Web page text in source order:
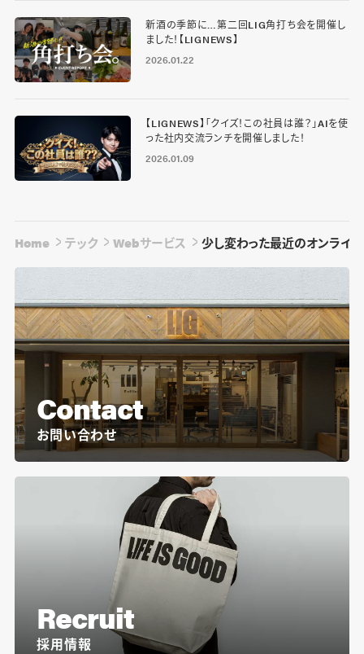
新酒の季節に…第二回LIG角打ち会を開催し
ました！【LIGNEWS】
2026.01.22
【LIGNEWS】「クイズ！この社員は誰？」AIを使
った社内交流ランチを開催しました！
2026.01.09
Home テック Webサービス 少し変わった最近のオンライ
Contact
お問い合わせ
Recruit
採用情報